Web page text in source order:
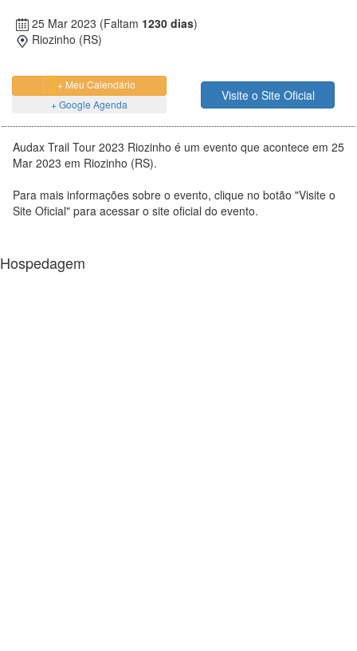
25 Mar 2023 (Faltam 1230 dias)
Riozinho (RS)
+ Meu Calendário
+ Google Agenda
Visite o Site Oficial
Audax Trail Tour 2023 Riozinho é um evento que acontece em 25
Mar 2023 em Riozinho (RS).
Para mais informações sobre o evento, clique no botão "Visite o
Site Oficial" para acessar o site oficial do evento.
Hospedagem